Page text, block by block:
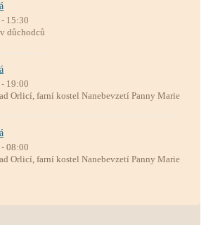
15:30
důchodců
19:00
Orlicí, farní kostel Nanebevzetí Panny Marie
08:00
Orlicí, farní kostel Nanebevzetí Panny Marie